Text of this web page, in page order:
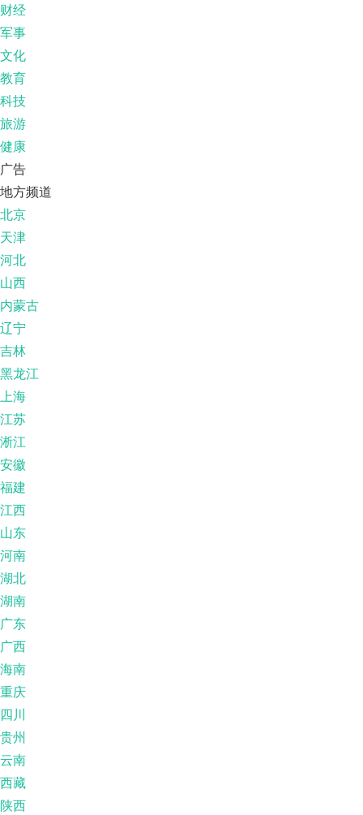
财经
军事
文化
教育
科技
旅游
健康
广告
地方频道
北京
天津
河北
山西
内蒙古
辽宁
吉林
黑龙江
上海
江苏
淅江
安徽
福建
江西
山东
河南
湖北
湖南
广东
广西
海南
重庆
四川
贵州
云南
西藏
陕西